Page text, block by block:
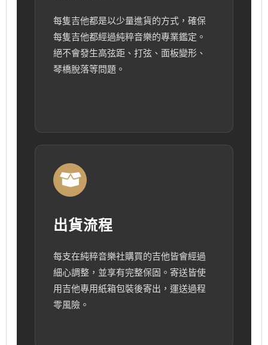
每隻吉他都是以少量進貨的方式，確保
每隻吉他都經過純粹音樂的專業鑑定。
絕不會發生高弦距、打弦、面板變形、
琴橋脫落等問題。
出貨流程
每支在純粹音樂社購買的吉他皆會經過
細心調整，並享有完整保固。寄送皆使
用吉他專用紙箱包裝後寄出，運送過程
零風險。